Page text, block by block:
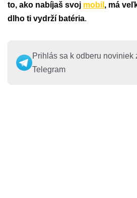
to, ako nabíjaš svoj mobil , má
dlho ti vydrží batéria.
Prihlás sa k odberu noviniek
Telegram